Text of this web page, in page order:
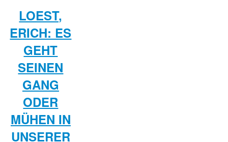
LOEST,
ERICH: ES
GEHT
SEINEN
GANG
ODER
MÜHEN IN
UNSERER